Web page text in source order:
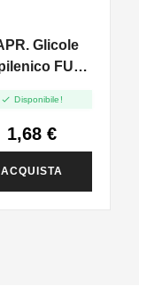
Glicole
FULL
 Disponibile!
1,68 €
ACQUISTA